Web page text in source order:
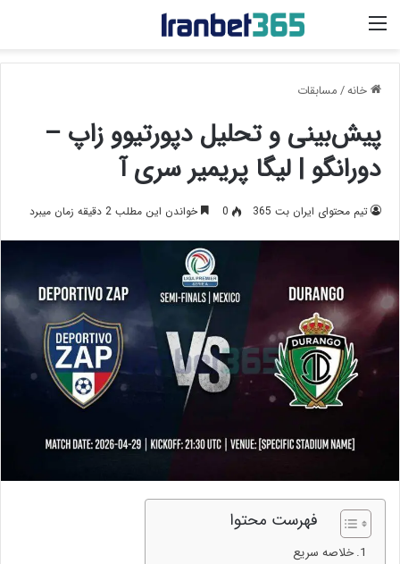
منو
خانه/مسابقات
پیش‌بینی و تحلیل دپورتیوو زاپ –
دورانگو | لیگا پریمیر سری آ
تیم محتوای ایران بت 365 0 خواندن این مطلب 2 دقیقه زمان میبرد
فهرست محتوا
خلاصه سریع